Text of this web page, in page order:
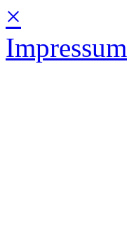
×
Impressum